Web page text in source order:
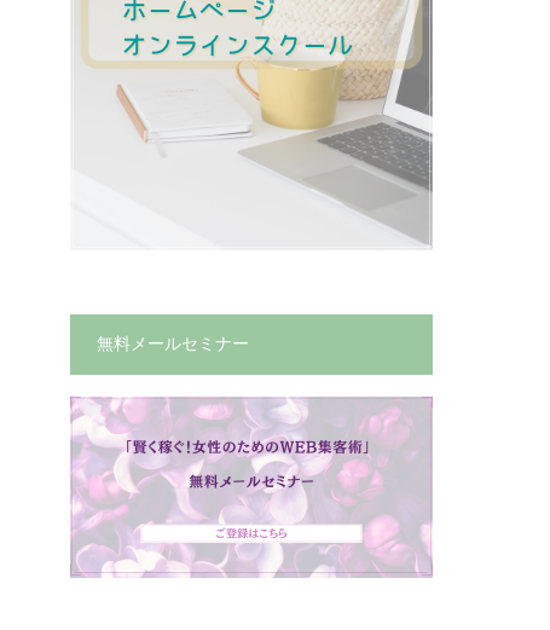
無料メールセミナー